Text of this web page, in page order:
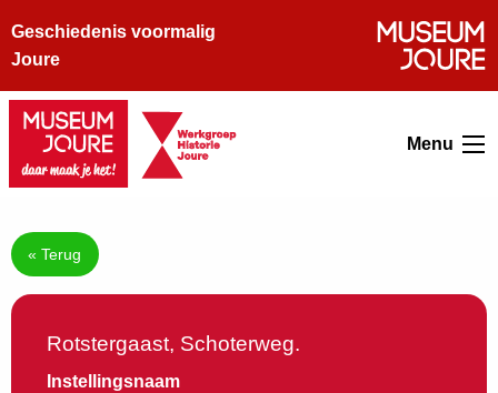
Geschiedenis voormalig
Joure
Menu
« Terug
Rotstergaast, Schoterweg.
Instellingsnaam